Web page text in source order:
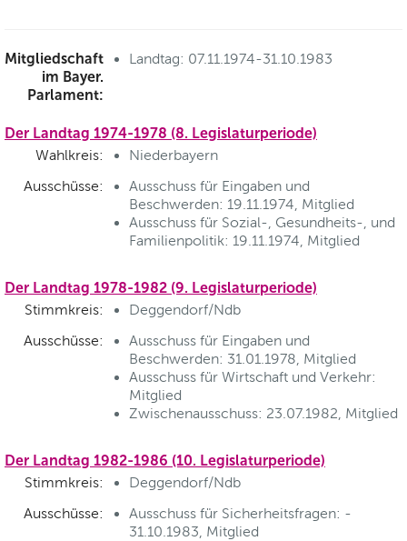
Mitgliedschaft
im Bayer.
Parlament:
Landtag: 07.11.1974-31.10.1983
Der Landtag 1974-1978 (8. Legislaturperiode)
Wahlkreis:
Niederbayern
Ausschüsse:
Ausschuss für Eingaben und
Beschwerden: 19.11.1974, Mitglied
Ausschuss für Sozial-, Gesundheits-, und
Familienpolitik: 19.11.1974, Mitglied
Der Landtag 1978-1982 (9. Legislaturperiode)
Stimmkreis:
Deggendorf/Ndb
Ausschüsse:
Ausschuss für Eingaben und
Beschwerden: 31.01.1978, Mitglied
Ausschuss für Wirtschaft und Verkehr:
Mitglied
Zwischenausschuss: 23.07.1982, Mitglied
Der Landtag 1982-1986 (10. Legislaturperiode)
Stimmkreis:
Deggendorf/Ndb
Ausschüsse:
Ausschuss für Sicherheitsfragen: -
31.10.1983, Mitglied